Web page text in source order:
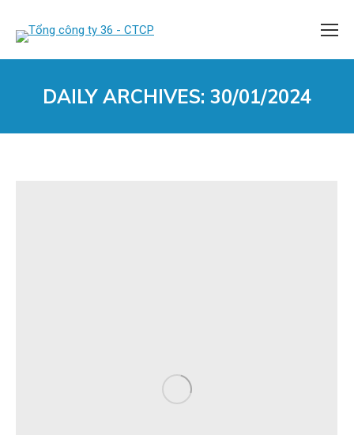
DAILY ARCHIVES: 30/01/2024